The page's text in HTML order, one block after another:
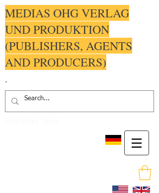
MEDIAS OHG VERLAG
UND PRODUKTION
(PUBLISHERS, AGENTS
AND PRODUCERS)
.